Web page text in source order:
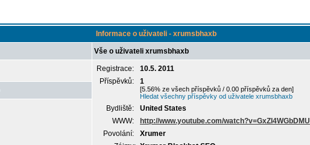
Informace o uživateli - xrumsbhaxb
Vše o uživateli xrumsbhaxb
Registrace:
10.5. 2011
Příspěvků:
1
[5.56% ze všech příspěvků / 0.00 příspěvků za den]
Hledat všechny příspěvky od uživatele xrumsbhaxb
Bydliště:
United States
WWW:
http://www.youtube.com/watch?v=GxZI4WGbDMU
Povolání:
Xrumer